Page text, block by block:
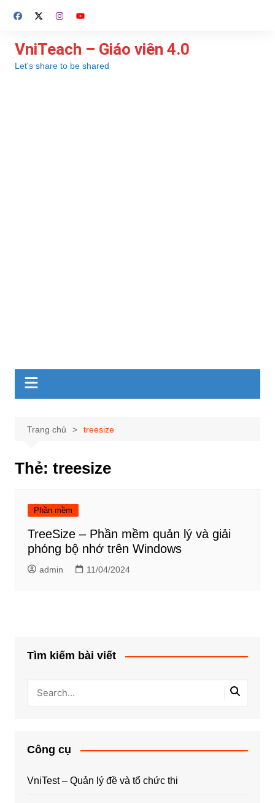
đến
dung
VniTeach – Giáo viên 4.0
Let's share to be shared
Trang chủ treesize
Thẻ: treesize
Phần mềm
TreeSize – Phần mềm quản lý và giải
phóng bộ nhớ trên Windows
admin 11/04/2024
Tìm kiếm bài viết
Công cụ
VniTest – Quản lý đề và tổ chức thi